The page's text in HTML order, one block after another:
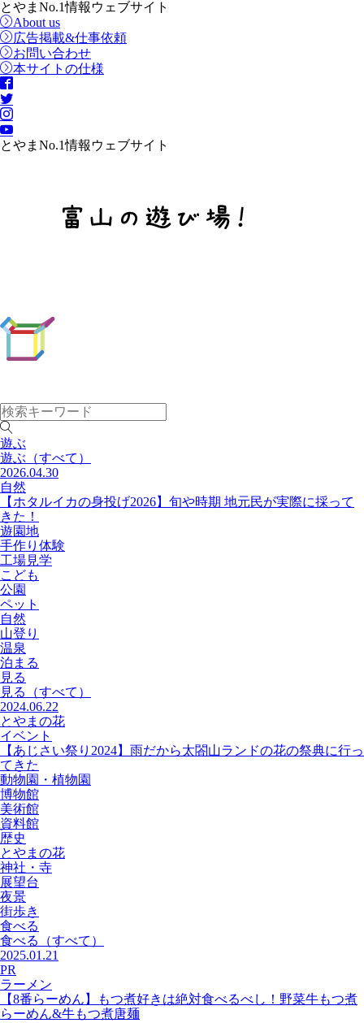
とやまNo.1情報ウェブサイト
About us
広告掲載&仕事依頼
お問い合わせ
本サイトの仕様
とやまNo.1情報ウェブサイト
遊ぶ
遊ぶ （すべて）
2026.04.30
自然
【ホタルイカの身投げ2026】旬や時期 地元民が実際に採って
きた！
遊園地
手作り体験
工場見学
こども
公園
ペット
自然
山登り
温泉
泊まる
見る
見る
（すべて）
2024.06.22
とやまの花
イベント
【あじさい祭り2024】雨だから太閤山ランドの花の祭典に行っ
てきた
動物園・植物園
博物館
美術館
資料館
歴史
とやまの花
神社・寺
展望台
夜景
街歩き
食べる
食べる
（すべて）
2025.01.21
PR
ラーメン
【8番らーめん】もつ煮好きは絶対食べるべし！野菜牛もつ煮
らーめん&牛もつ煮唐麺